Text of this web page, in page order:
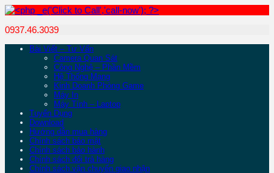
0937.46.3039
Bài Viết – Tư Vấn
Camera Quan Sát
Công Nghệ – Phần Mềm
Hệ Thống Mạng
Kinh Doanh Phòng Game
Máy In
Máy Tính – Laptop
Tuyển Dụng
Download
Hướng dẫn mua hàng
Chính sách bảo mật
Chính sách bảo hành
Chính sách đổi trả hàng
Chính sách vận chuyển giao nhận